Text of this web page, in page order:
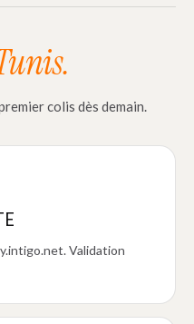
colis dès demain.
Validation